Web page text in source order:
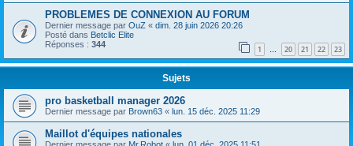
PROBLEMES DE CONNEXION AU FORUM
Dernier message par OuZ « dim. 28 juin 2026 20:26
Posté dans Betclic Elite
Réponses : 344 1 … 20 21 22 23
Sujets
pro basketball manager 2026
Dernier message par Brown63 « lun. 15 déc. 2025 11:29
Maillot d'équipes nationales